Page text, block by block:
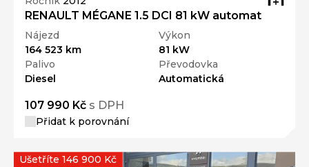
RENAULT MÉGANE 1.5 DCI 81 kW automat
Nájezd
164 523 km
Výkon
81 kW
Palivo
Diesel
Převodovka
Automatická
107 990 Kč s DPH
Přidat k porovnání
Ušetříte 146 900 Kč